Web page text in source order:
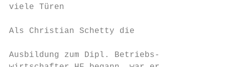
viele Türen
Als Christian Schetty die
Ausbildung zum Dipl. Betriebs-